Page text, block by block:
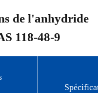
de l'anhydride
118-48-9